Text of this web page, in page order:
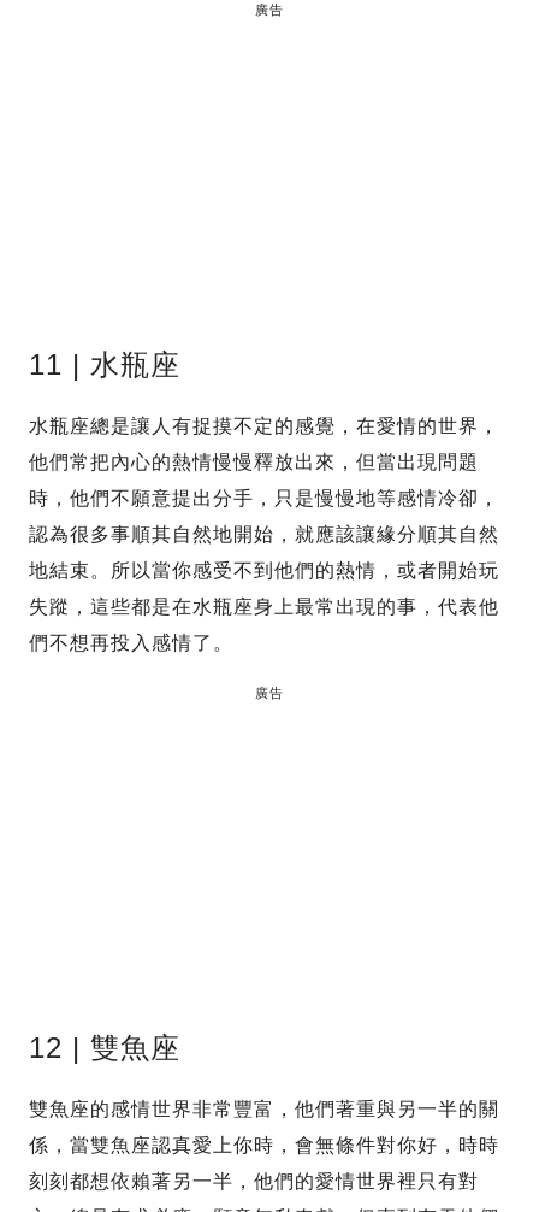
廣告
11 | 水瓶座
水瓶座總是讓人有捉摸不定的感覺，在愛情的世界，
他們常把內心的熱情慢慢釋放出來，但當出現問題
時，他們不願意提出分手，只是慢慢地等感情冷卻，
認為很多事順其自然地開始，就應該讓緣分順其自然
地結束。所以當你感受不到他們的熱情，或者開始玩
失蹤，這些都是在水瓶座身上最常出現的事，代表他
們不想再投入感情了。
廣告
12 | 雙魚座
雙魚座的感情世界非常豐富，他們著重與另一半的關
係，當雙魚座認真愛上你時，會無條件對你好，時時
刻刻都想依賴著另一半，他們的愛情世界裡只有對